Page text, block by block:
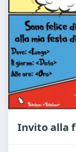
Invito alla